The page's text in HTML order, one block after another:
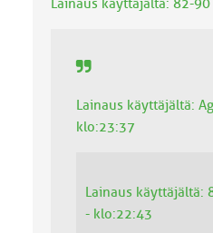
:
Lainaus käyttäjältä: 82-
Lainaus käyttäjältä:
klo:23:37
Lainaus käyttäjältä:
- klo:22:43